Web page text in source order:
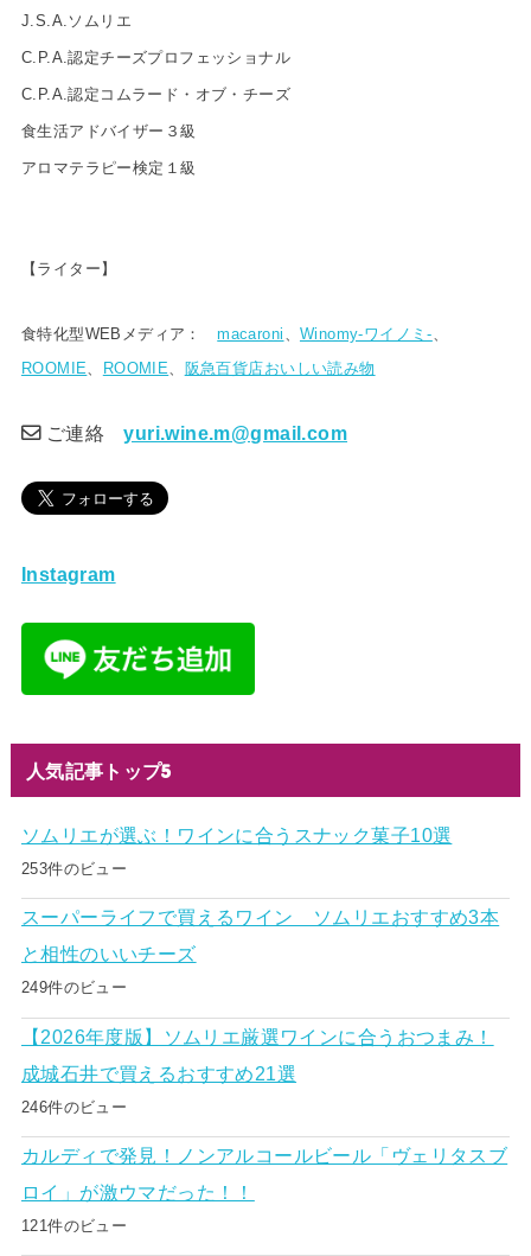
J.S.A.ソムリエ
C.P.A.認定チーズプロフェッショナル
C.P.A.認定コムラード・オブ・チーズ
食生活アドバイザー３級
アロマテラピー検定１級
【ライター】
食特化型WEBメディア：macaroni 、 Winomy-ワイノミ-、
ROOMIE、 ROOMIE、 阪急百貨店おいしい読み物
ご連絡yuri.wine.m@gmail.com
Instagram
人気記事トップ5
ソムリエが選ぶ！ワインに合うスナック菓子10選
253件のビュー
スーパーライフで買えるワイン ソムリエおすすめ3本
と相性のいいチーズ
249件のビュー
【2026年度版】ソムリエ厳選ワインに合うおつまみ！
成城石井で買えるおすすめ21選
246件のビュー
カルディで発見！ノンアルコールビール「ヴェリタスブ
ロイ」が激ウマだった！！
121件のビュー